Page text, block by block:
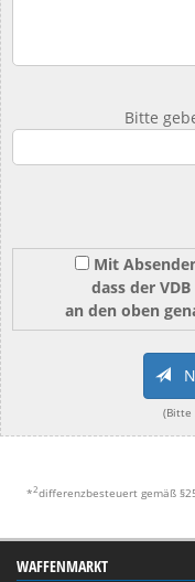
Bitte
Mit
dass der
an den oben
(Bitte
*2differenzbesteuert gemäß
WAFFENMARKT